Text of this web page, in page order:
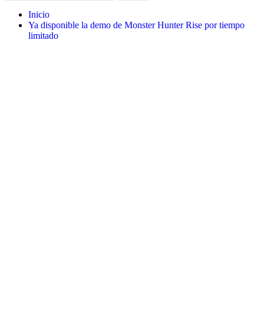
Inicio
Ya disponible la demo de Monster Hunter Rise por tiempo
limitado